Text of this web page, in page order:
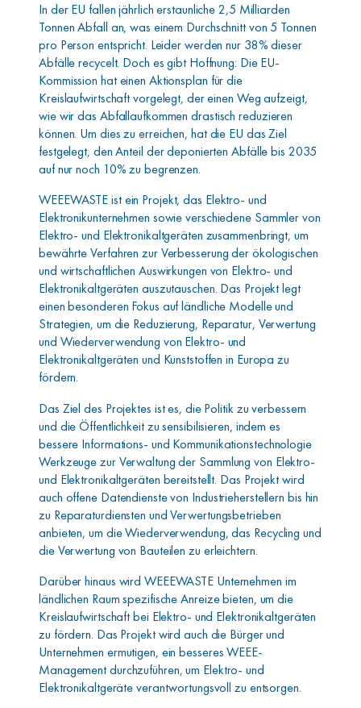
In der EU fallen jährlich erstaunliche 2,5 Milliarden
Tonnen Abfall an, was einem Durchschnitt von 5 Tonnen
pro Person entspricht. Leider werden nur 38% dieser
Abfälle recycelt. Doch es gibt Hoffnung: Die EU-
Kommission hat einen Aktionsplan für die
Kreislaufwirtschaft vorgelegt, der einen Weg aufzeigt,
wie wir das Abfallaufkommen drastisch reduzieren
können. Um dies zu erreichen, hat die EU das Ziel
festgelegt, den Anteil der deponierten Abfälle bis 2035
auf nur noch 10% zu begrenzen.
WEEEWASTE ist ein Projekt, das Elektro- und
Elektronikunternehmen sowie verschiedene Sammler von
Elektro- und Elektronikaltgeräten zusammenbringt, um
bewährte Verfahren zur Verbesserung der ökologischen
und wirtschaftlichen Auswirkungen von Elektro- und
Elektronikaltgeräten auszutauschen. Das Projekt legt
einen besonderen Fokus auf ländliche Modelle und
Strategien, um die Reduzierung, Reparatur, Verwertung
und Wiederverwendung von Elektro- und
Elektronikaltgeräten und Kunststoffen in Europa zu
fördern.
Das Ziel des Projektes ist es, die Politik zu verbessern
und die Öffentlichkeit zu sensibilisieren, indem es
bessere Informations- und Kommunikationstechnologie
Werkzeuge zur Verwaltung der Sammlung von Elektro-
und Elektronikaltgeräten bereitstellt. Das Projekt wird
auch offene Datendienste von Industrieherstellern bis hin
zu Reparaturdiensten und Verwertungsbetrieben
anbieten, um die Wiederverwendung, das Recycling und
die Verwertung von Bauteilen zu erleichtern.
Darüber hinaus wird WEEEWASTE Unternehmen im
ländlichen Raum spezifische Anreize bieten, um die
Kreislaufwirtschaft bei Elektro- und Elektronikaltgeräten
zu fördern. Das Projekt wird auch die Bürger und
Unternehmen ermutigen, ein besseres WEEE-
Management durchzuführen, um Elektro- und
Elektronikaltgeräte verantwortungsvoll zu entsorgen.